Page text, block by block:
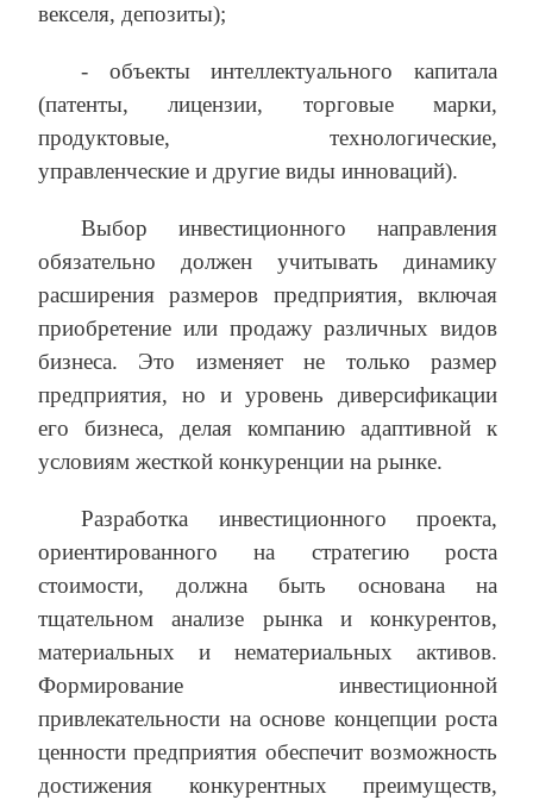
векселя, депозиты);
- объекты интеллектуального капитала
(патенты, лицензии, торговые марки,
продуктовые, технологические,
управленческие и другие виды инноваций).
Выбор инвестиционного направления
обязательно должен учитывать динамику
расширения размеров предприятия, включая
приобретение или продажу различных видов
бизнеса. Это изменяет не только размер
предприятия, но и уровень диверсификации
его бизнеса, делая компанию адаптивной к
условиям жесткой конкуренции на рынке.
Разработка инвестиционного проекта,
ориентированного на стратегию роста
стоимости, должна быть основана на
тщательном анализе рынка и конкурентов,
материальных и нематериальных активов.
Формирование инвестиционной
привлекательности на основе концепции роста
ценности предприятия обеспечит возможность
достижения конкурентных преимуществ,